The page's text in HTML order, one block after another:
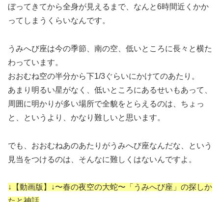
ぼってきてから全身が見えるまで、なんと6時間近くかか
ってしまうくらいなんです。
うみへび座は今の季節、南の空、低いところに長々と横た
わっています。
おおむね空の半分から下1/3ぐらいにかけてのあたり。
あまり明るい星がなく、低いところにあるせいもあって、
周囲に明かりが多い場所で全貌をとらえるのは、ちょっ
と、というより、かなり難しいと思います。
でも、おおむねあのあたりがうみへび座なんだな、という
見当をつけるのは、そんなに難しくはないんですよ。
↓【動画版】↓〜春の夜空の大蛇〜「うみへび座」の探しか